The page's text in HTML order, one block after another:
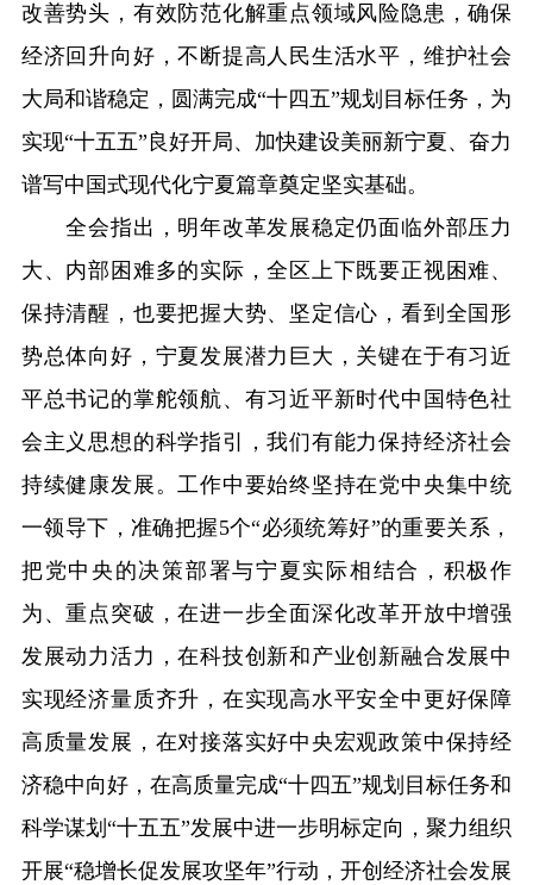
改善势头，有效防范化解重点领域风险隐患，确保
经济回升向好，不断提高人民生活水平，维护社会
大局和谐稳定，圆满完成“十四五”规划目标任务，为
实现“十五五”良好开局、加快建设美丽新宁夏、奋力
谱写中国式现代化宁夏篇章奠定坚实基础。
全会指出，明年改革发展稳定仍面临外部压力
大、内部困难多的实际，全区上下既要正视困难、
保持清醒，也要把握大势、坚定信心，看到全国形
势总体向好，宁夏发展潜力巨大，关键在于有习近
平总书记的掌舵领航、有习近平新时代中国特色社
会主义思想的科学指引，我们有能力保持经济社会
持续健康发展。工作中要始终坚持在党中央集中统
一领导下，准确把握5个“必须统筹好”的重要关系，
把党中央的决策部署与宁夏实际相结合，积极作
为、重点突破，在进一步全面深化改革开放中增强
发展动力活力，在科技创新和产业创新融合发展中
实现经济量质齐升，在实现高水平安全中更好保障
高质量发展，在对接落实好中央宏观政策中保持经
济稳中向好，在高质量完成“十四五”规划目标任务和
科学谋划“十五五”发展中进一步明标定向，聚力组织
开展“稳增长促发展攻坚年”行动，开创经济社会发展